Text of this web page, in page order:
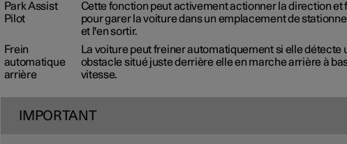
Park Assist
Pilot
Cette fonction peut activement actionner la direction et
pour garer la voiture dans un emplacement de
et l'en sortir.
Frein
automatique
arrière
La voiture peut freiner automatiquement si elle détecte
obstacle situé juste derrière elle en marche arrière à
vitesse.
IMPORTANT